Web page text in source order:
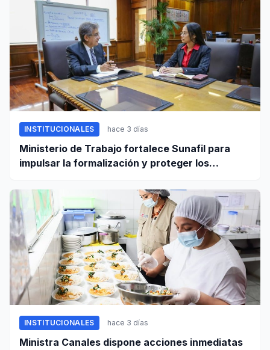
INSTITUCIONALES hace 3 días
Ministerio de Trabajo fortalece Sunafil para
impulsar la formalización y proteger los
INSTITUCIONALES hace 3 días
Ministra Canales dispone acciones inmediatas